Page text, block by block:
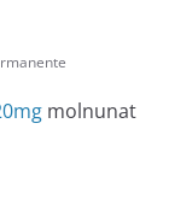
molnunat